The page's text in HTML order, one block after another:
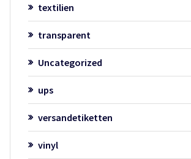
textilien
transparent
Uncategorized
ups
versandetiketten
vinyl